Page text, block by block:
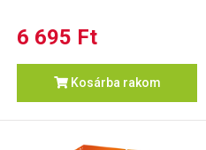
6 695 Ft
Kosárba rakom